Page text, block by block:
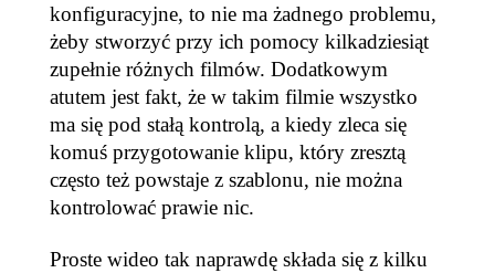
konfiguracyjne, to nie ma żadnego problemu,
żeby stworzyć przy ich pomocy kilkadziesiąt
zupełnie różnych filmów. Dodatkowym
atutem jest fakt, że w takim filmie wszystko
ma się pod stałą kontrolą, a kiedy zleca się
komuś przygotowanie klipu, który zresztą
często też powstaje z szablonu, nie można
kontrolować prawie nic.
Proste wideo tak naprawdę składa się z kilku